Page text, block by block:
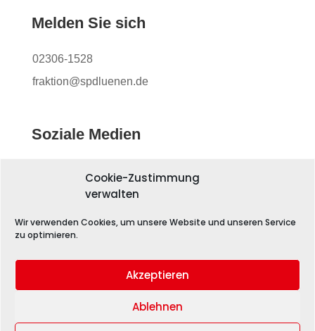
Cookie-Zustimmung
verwalten
Wir verwenden Cookies, um unsere Website und unseren Service
zu optimieren.
Akzeptieren
Ablehnen
Melden Sie sich
02306-1528
fraktion@spdluenen.de
Soziale Medien